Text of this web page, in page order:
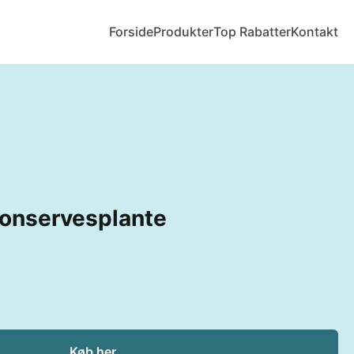
ForsideProdukterTop RabatterKontakt